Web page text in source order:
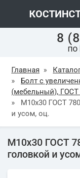
8
по
Главная »
»
Болт с
(мебельный), ГОСТ
»
М10х30 ГОСТ
и усом, оц.
М10х30 ГОСТ
головкой и